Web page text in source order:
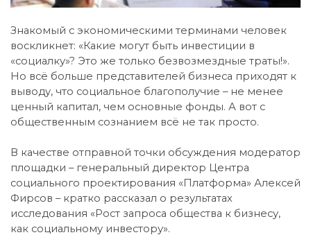
Знакомый с экономическими терминами человек
воскликнет: «Какие могут быть инвестиции в
«социалку»? Это же только безвозмездные траты!».
Но всё больше представителей бизнеса приходят к
выводу, что социальное благополучие – не менее
ценный капитал, чем основные фонды. А вот с
общественным сознанием всё не так просто.
В качестве отправной точки обсуждения модератор
площадки – генеральный директор Центра
социального проектирования «Платформа» Алексей
Фирсов – кратко рассказал о результатах
исследования «Рост запроса общества к бизнесу,
как социальному инвестору».